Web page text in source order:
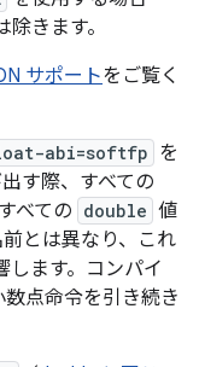
きます。
サポートをご覧く
abi=softfp を
す際、すべての
べての double 値
とは異なり、これ
します。コンパイ
点命令を引き続き